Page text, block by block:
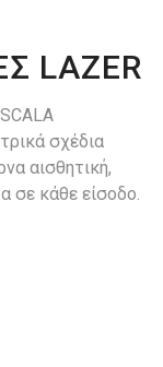
LAZER
σχέδια
αισθητική,
σε κάθε είσοδο.